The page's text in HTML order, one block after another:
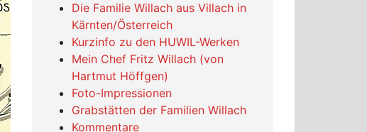
Die Familie Willach aus Villach in
Kärnten/Österreich
Kurzinfo zu den HUWIL-Werken
Mein Chef Fritz Willach (von
Hartmut Höffgen)
Foto-Impressionen
Grabstätten der Familien Willach
Kommentare